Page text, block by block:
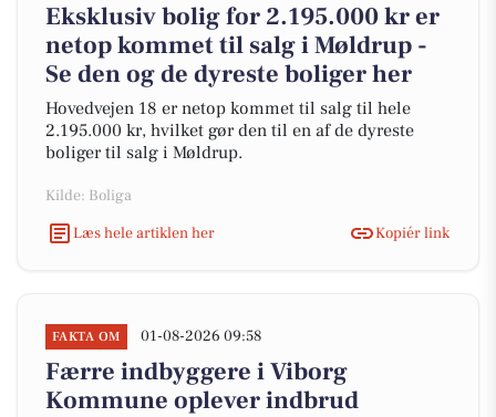
Eksklusiv bolig for 2.195.000 kr er
netop kommet til salg i Møldrup -
Se den og de dyreste boliger her
Hovedvejen 18 er netop kommet til salg til hele
2.195.000 kr, hvilket gør den til en af de dyreste
boliger til salg i Møldrup.
Kilde: Boliga
Læs hele artiklen her
Kopiér link
FAKTA OM 01-08-2026 09:58
Færre indbyggere i Viborg
Kommune oplever indbrud